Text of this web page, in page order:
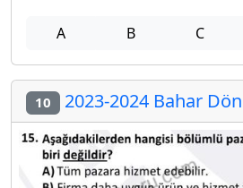
A B C
10 2023-2024 Bahar